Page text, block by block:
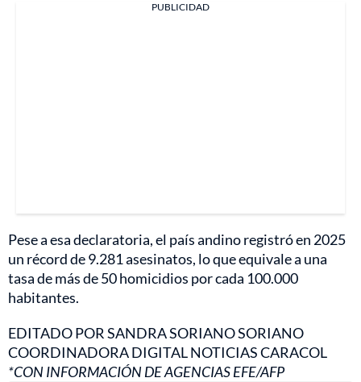
PUBLICIDAD
Pese a esa declaratoria, el país andino registró en 2025
un récord de 9.281 asesinatos, lo que equivale a una
tasa de más de 50 homicidios por cada 100.000
habitantes.
EDITADO POR SANDRA SORIANO SORIANO
COORDINADORA DIGITAL NOTICIAS CARACOL
*CON INFORMACIÓN DE AGENCIAS EFE/AFP